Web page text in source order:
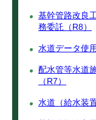
基幹管路改良
務委託（R8）
水道データ使
配水管等水道
（R7）
水道（給水装